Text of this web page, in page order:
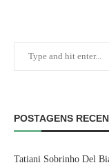
POSTAGENS
Tatiani Sobrinho Del